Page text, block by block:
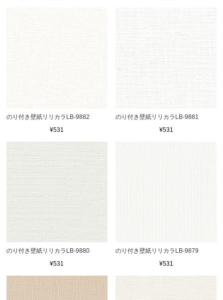
のり付き壁紙リリカラLB-9882
¥531
のり付き壁紙リリカラLB-9881
¥531
のり付き壁紙リリカラLB-9880
¥531
のり付き壁紙リリカラLB-9879
¥531